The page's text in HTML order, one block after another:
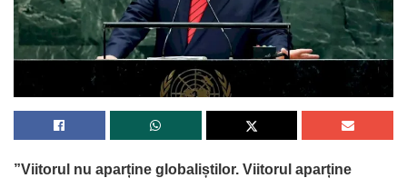
”Viitorul nu aparține globaliștilor. Viitorul aparține